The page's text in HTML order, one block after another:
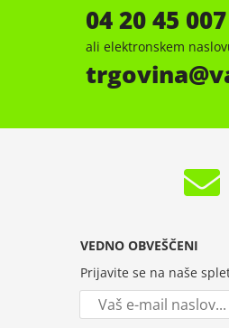
04 20 45 007
ali elektronskem
trgovina
VEDNO OBVEŠČENI
Prijavite se na naše